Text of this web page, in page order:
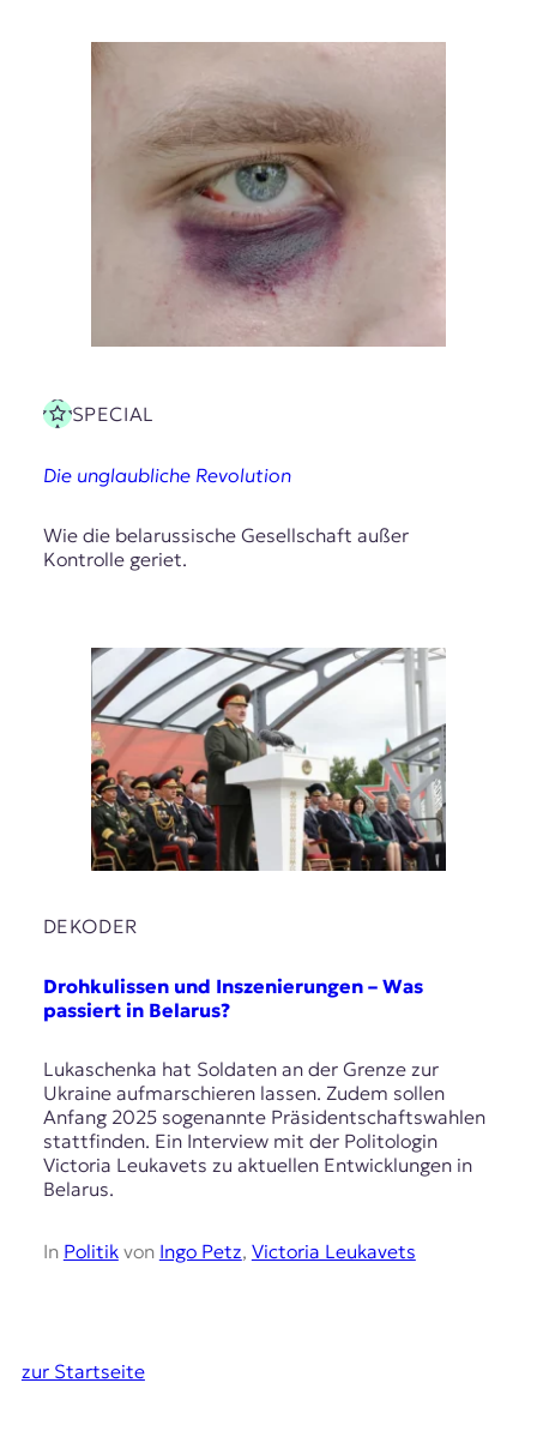
SPECIAL
Die unglaubliche Revolution
Wie die belarussische Gesellschaft außer
Kontrolle geriet.
DEKODER
Drohkulissen und Inszenierungen – Was
passiert in Belarus?
Lukaschenka hat Soldaten an der Grenze zur
Ukraine aufmarschieren lassen. Zudem sollen
Anfang 2025 sogenannte Präsidentschaftswahlen
stattfinden. Ein Interview mit der Politologin
Victoria Leukavets zu aktuellen Entwicklungen in
Belarus.
In Politikvon Ingo Petz, Victoria Leukavets
zur Startseite